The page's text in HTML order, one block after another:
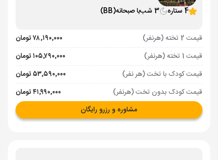
4 ستاره
3 شب با صبحانه(BB)
قیمت 2 تخته (هرنفر)
۷۸٬۱۹۰٬۰۰۰ تومان
قیمت 1 تخته (هرنفر)
۱۰۵٬۷۹۰٬۰۰۰ تومان
قیمت کودک با تخت (هر نفر)
۵۳٬۵۹۰٬۰۰۰ تومان
قیمت کودک بدون تخت (هرنفر)
۴۱٬۹۹۰٬۰۰۰ تومان
مشاوره و رزرو رایگان